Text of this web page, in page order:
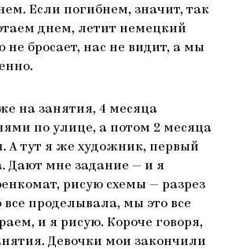
Если погибнем, значит, так
днем, летит немецкий
не бросает, нас не видит, а мы
на занятия, 4 месяца
по улице, а потом 2 месяца
А тут я же художник, первый
Дают мне задание — и я
рисую схемы — разрез
все проделывала, мы это все
и я рисую. Короче говоря,
Девочки мои закончили